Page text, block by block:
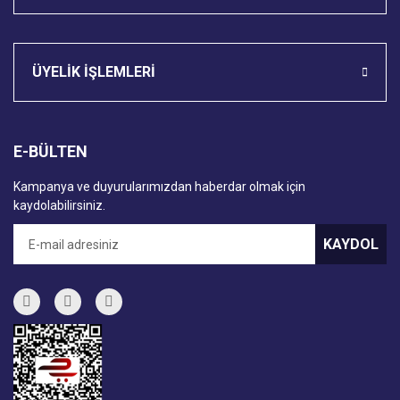
ÜYELİK İŞLEMLERİ
E-BÜLTEN
Kampanya ve duyurularımızdan haberdar olmak için
kaydolabilirsiniz.
KAYDOL